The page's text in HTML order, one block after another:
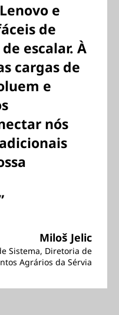
e
de
escalar. À
cargas de
e
nós
Miloš Jelic
Sistema, Diretoria de
Agrários da Sérvia